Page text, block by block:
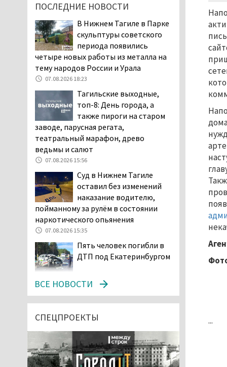
...
ПОСЛЕДНИЕ НОВОСТИ
В Нижнем Тагиле в Парке
скульптуры советского
периода появились
четыре новых работы из металла на
тему народов России и Урала
07.08.2026 18:23
Тагильские выходные,
топ-8: День города, а
также пироги на старом
заводе, парусная регата,
театральный марафон, древо
ведьмы и салют
07.08.2026 15:56
Суд в Нижнем Тагиле
оставил без изменений
наказание водителю,
пойманному за рулём в состоянии
наркотического опьянения
07.08.2026 15:35
Пять человек погибли в
ДТП под Екатеринбургом
проникли в квартиру
через балкон, чтобы
07.08.2026 14:20
В Красноуральске хитрый
водитель BMW ездил с
ВСЕ НОВОСТИ
СПЕЦПРОЕКТЫ